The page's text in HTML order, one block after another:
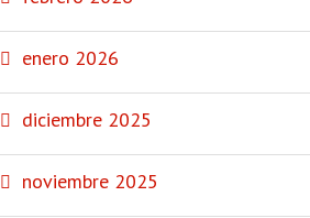
enero 2026
diciembre 2025
noviembre 2025